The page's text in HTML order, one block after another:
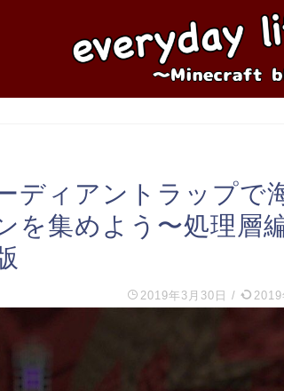
ディアントラップで
を集めよう〜処理層
2019年3月30日 / 2019